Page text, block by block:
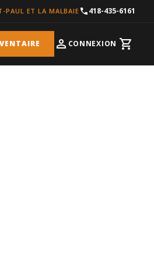
PAUL ET LA MALBAIE 418-435-6161
CONNEXION Cart